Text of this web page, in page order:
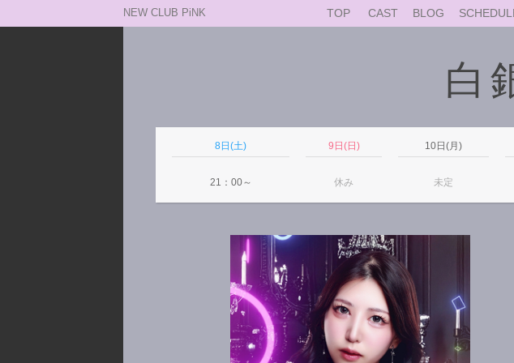
NEW CLUB PiNK TOP CAST BLOG
白
8日(土) 9日(日) 10日(月)
21：00～ 休み 未定